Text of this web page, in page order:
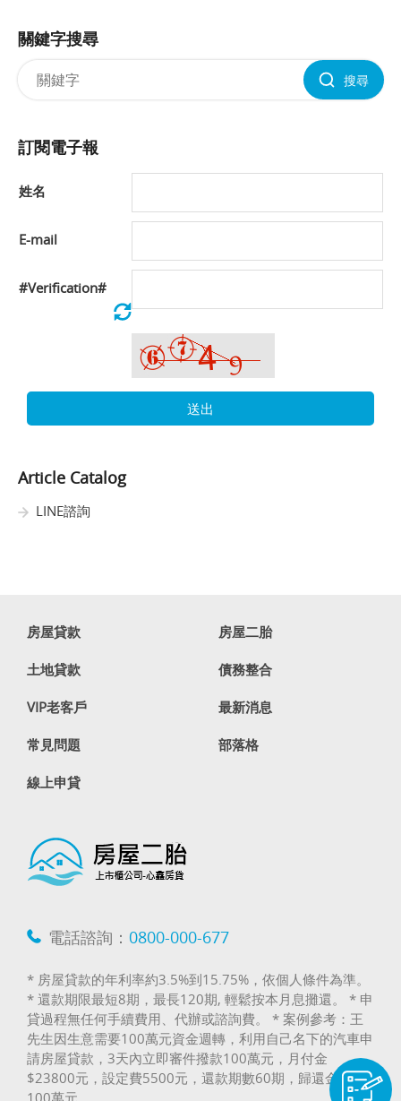
關鍵字搜尋
搜尋
訂閱電子報
姓名
E-mail
#Verification#
送出
Article Catalog
LINE諮詢
房屋貸款 房屋二胎
土地貸款 債務整合
VIP老客戶 最新消息
常見問題 部落格
線上申貸
電話諮詢： 0800-000-677
* 房屋貸款的年利率約3.5%到15.75%，依個人條件為準。
* 還款期限最短8期，最長120期, 輕鬆按本月息攤還。 * 申
貸過程無任何手續費用、代辦或諮詢費。 * 案例參考：王
先生因生意需要100萬元資金週轉，利用自己名下的汽車申
請房屋貸款，3天內立即審件撥款100萬元，月付金
$23800元，設定費5500元，還款期數60期，歸還金額